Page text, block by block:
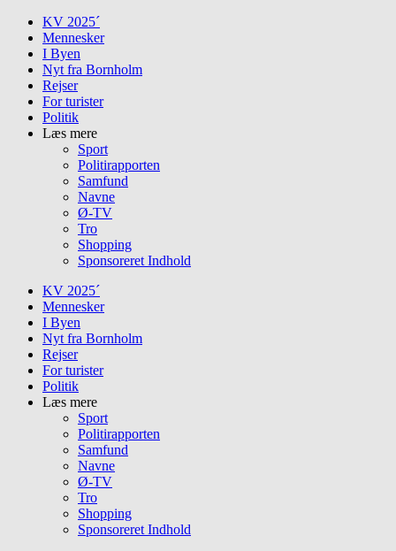
Skip
content
KV 2025´
Mennesker
I Byen
Nyt fra Bornholm
Rejser
For turister
Politik
Læs mere
Sport
Politirapporten
Samfund
Navne
Ø-TV
Tro
Shopping
Sponsoreret Indhold
KV 2025´
Mennesker
I Byen
Nyt fra Bornholm
Rejser
For turister
Politik
Læs mere
Sport
Politirapporten
Samfund
Navne
Ø-TV
Tro
Shopping
Sponsoreret Indhold